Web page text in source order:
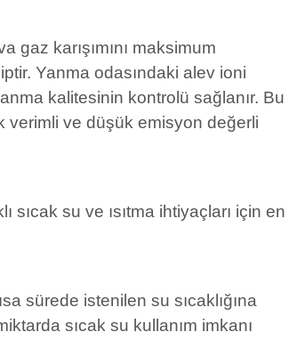
karışımını maksimum
Yanma odasındaki alev ioni
kalitesinin kontrolü sağlanır. Bu
verimli ve düşük emisyon değerli
su ve ısıtma ihtiyaçları için en
sürede istenilen su sıcaklığına
sıcak su kullanım imkanı